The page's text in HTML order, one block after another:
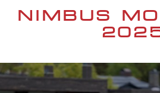
NIMBUS